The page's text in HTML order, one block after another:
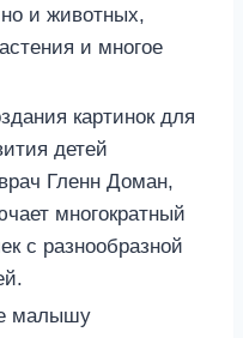
и животных,
и многое
картинок для
детей
Гленн Доман,
многократный
с разнообразной
малышу